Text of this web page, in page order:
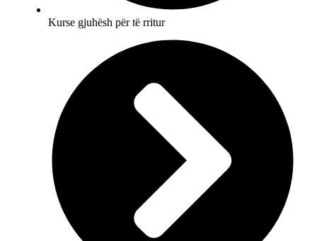
Kurse gjuhësh për të rritur